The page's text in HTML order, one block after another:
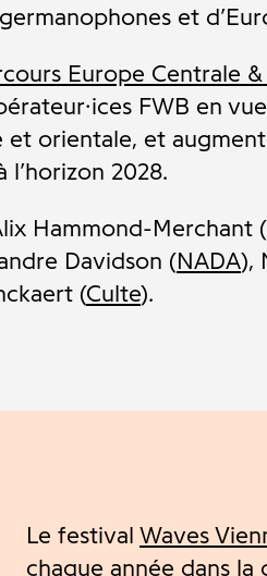
et
Europe Centrale
FWB en
orientale, et
l’horizon 2028.
Hammond-Merchant (
Davidson (NADA),
(Culte).
Le festival Waves
chaque année dans